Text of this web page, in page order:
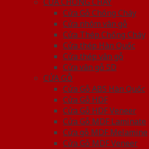
Cửa Gỗ Chống Cháy
Cửa nhôm vân gỗ
Cửa Thép Chống Cháy
Cửa thép Hàn Quốc
Cửa thép vân gỗ
Cửa vân gỗ 5D
CỬA GỖ
Cửa Gỗ ABS Hàn Quốc
Cửa Gỗ HDF
Cửa Gỗ HDF Veneer
Cửa Gỗ MDF Laminate
Cửa gỗ MDF Melamine
Cửa Gỗ MDF Veneer